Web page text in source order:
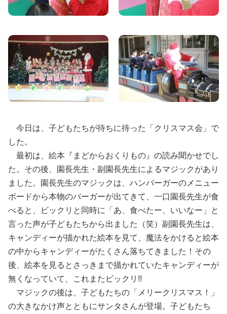
今日は、子どもたちが待ちに待った「クリスマス会」で
した。
最初は、絵本『まどからおくりもの』の読み聞かせでし
た。その後、園長先生・副園長先生によるマジックがあり
ました。園長先生のマジックは、ハンバーガーのメニュー
ボードから本物のバーガーが出てきて、一口園長先生が食
べると、ビックリと同時に「あ、食べたー、いいなー」と
言った声が子どもたちから出ました（笑）副園長先生は、
キャンディーが描かれた絵本を見て、魔法をかけると絵本
の中からキャンディーがたくさん落ちてきました！その
後、絵本を見るとさっきまで描かれていたキャンディーが
無くなっていて、これまたビックリ!!
マジックの後は、子どもたちの「メリークリスマス！」
の大きなかけ声とともにサンタさんが登場。子どもたち